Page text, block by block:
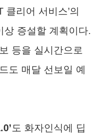
클리어 서비스’의
상 증설할 계획이다.
등을 실시간으로
도 매달 선보일 예
도 화자인식에 딥